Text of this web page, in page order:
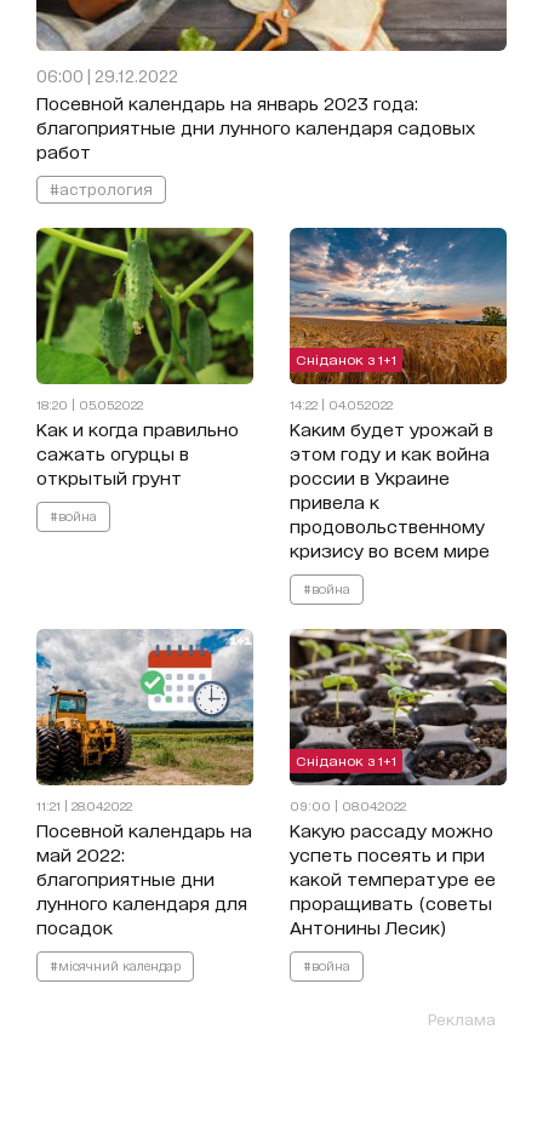
06:00 | 29.12.2022
Посевной календарь на январь 2023 года:
благоприятные дни лунного календаря садовых
работ
#астрология
18:20 | 05.05.2022
Как и когда правильно
сажать огурцы в
открытый грунт
#война
Сніданок з 1+1
14:22 | 04.05.2022
Каким будет урожай в
этом году и как война
россии в Украине
привела к
продовольственному
кризису во всем мире
#война
11:21 | 28.04.2022
Посевной календарь на
май 2022:
благоприятные дни
лунного календаря для
посадок
#місячний календар
Сніданок з 1+1
09:00 | 08.04.2022
Какую рассаду можно
успеть посеять и при
какой температуре ее
проращивать (советы
Антонины Лесик)
#война
Реклама